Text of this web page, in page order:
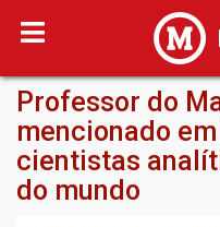
Professor do
mencionado
cientistas
do mundo